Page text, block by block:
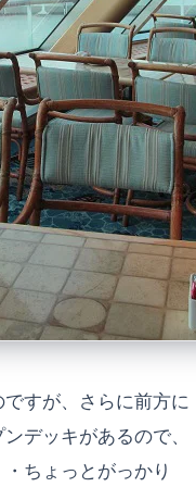
すが、さらに前方に
デッキがあるので、
ちょっとがっかり